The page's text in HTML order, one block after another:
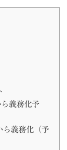
義務化予
ら義務化（予